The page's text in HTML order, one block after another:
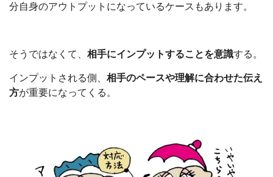
分自身のアウトプットになっているケースもあります。
そうではなくて、 相手にインプットすることを意識する。
インプットされる側、 相手のペースや理解に合わせた伝え
方が重要になってくる。